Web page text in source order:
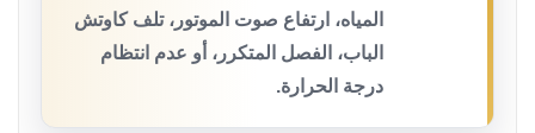
المياه، ارتفاع صوت الموتور، تلف كاوتش
الباب، الفصل المتكرر، أو عدم انتظام
درجة الحرارة.